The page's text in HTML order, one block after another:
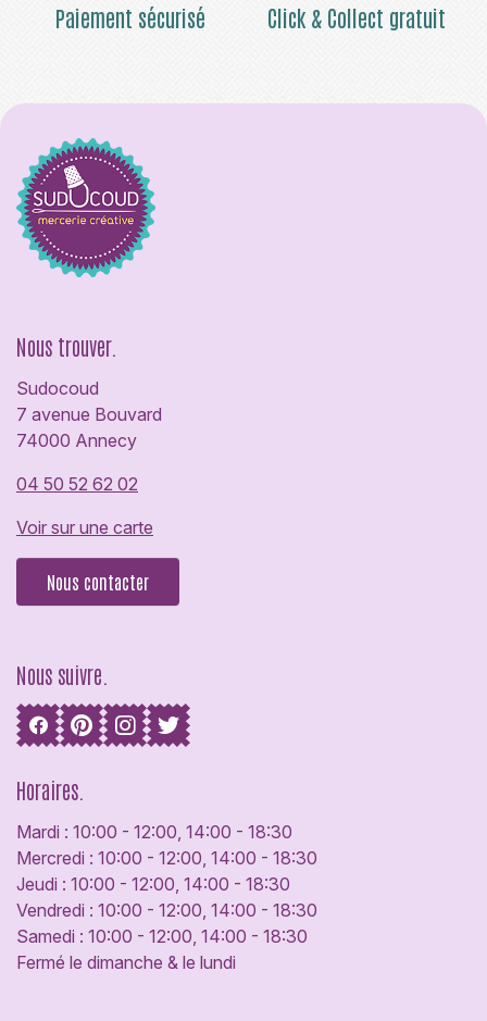
Paiement sécurisé Click & Collect gratuit
Nous trouver.
Sudocoud
7 avenue Bouvard
74000 Annecy
04 50 52 62 02
Voir sur une carte
Nous contacter
Nous suivre.
Horaires.
Mardi : 10:00 - 12:00, 14:00 - 18:30
Mercredi : 10:00 - 12:00, 14:00 - 18:30
Jeudi : 10:00 - 12:00, 14:00 - 18:30
Vendredi : 10:00 - 12:00, 14:00 - 18:30
Samedi : 10:00 - 12:00, 14:00 - 18:30
Fermé le dimanche & le lundi